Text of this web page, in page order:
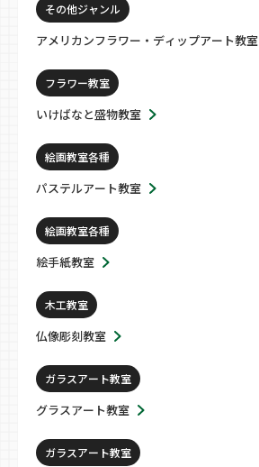
その他ジャンル
アメリカンフラワー・ディップアート教室
フラワー教室
いけばなと盛物教室
絵画教室各種
パステルアート教室
絵画教室各種
絵手紙教室
木工教室
仏像彫刻教室
ガラスアート教室
グラスアート教室
ガラスアート教室